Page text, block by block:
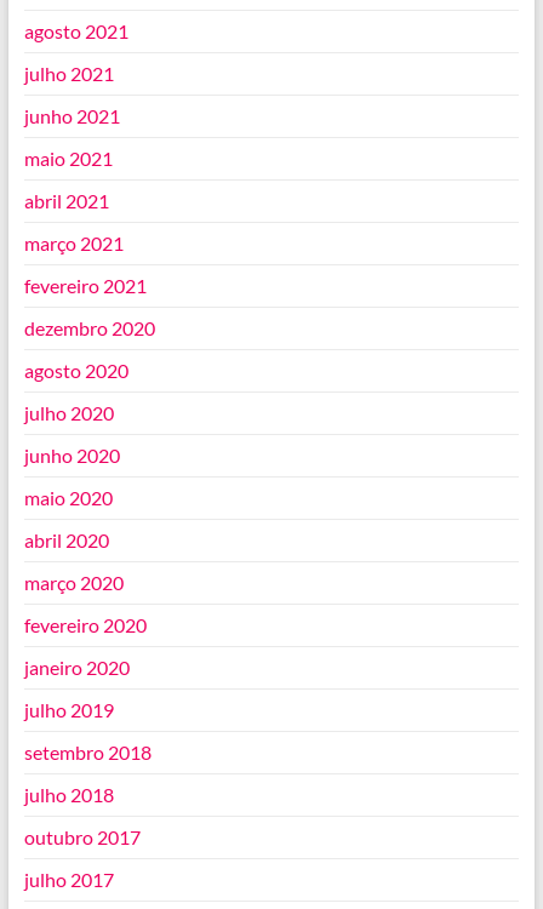
agosto 2021
julho 2021
junho 2021
maio 2021
abril 2021
março 2021
fevereiro 2021
dezembro 2020
agosto 2020
julho 2020
junho 2020
maio 2020
abril 2020
março 2020
fevereiro 2020
janeiro 2020
julho 2019
setembro 2018
julho 2018
outubro 2017
julho 2017